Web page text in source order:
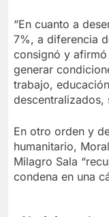
“En cuanto a
7%, a diferencia
consignó y afirmó
generar
trabajo,
descentralizados,
En otro orden y
humanitario,
Milagro Sala
condena en una